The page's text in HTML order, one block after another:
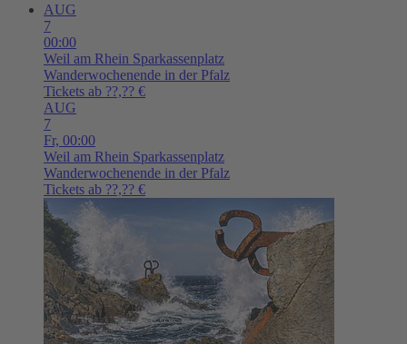
AUG
7
00:00
Weil am Rhein Sparkassenplatz
Wanderwochenende in der Pfalz
Tickets ab ??,?? €
AUG
7
Fr, 00:00
Weil am Rhein Sparkassenplatz
Wanderwochenende in der Pfalz
Tickets ab ??,?? €